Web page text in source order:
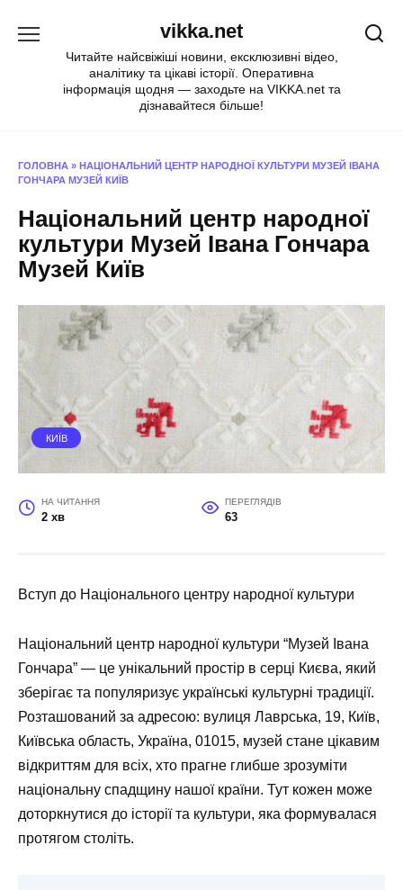
vikka.net
Читайте найсвіжіші новини, ексклюзивні відео,
аналітику та цікаві історії. Оперативна
інформація щодня — заходьте на VIKKA.net та
дізнавайтеся більше!
ГОЛОВНА » НАЦІОНАЛЬНИЙ ЦЕНТР НАРОДНОЇ КУЛЬТУРИ МУЗЕЙ ІВАНА
ГОНЧАРА МУЗЕЙ КИЇВ
Національний центр народної
культури Музей Івана Гончара
Музей Київ
КИЇВ
НА ЧИТАННЯ
2 хв
ПЕРЕГЛЯДІВ
63
Вступ до Національного центру народної культури
Національний центр народної культури “Музей Івана
Гончара” — це унікальний простір в серці Києва, який
зберігає та популяризує українські культурні традиції.
Розташований за адресою: вулиця Лаврська, 19, Київ,
Київська область, Україна, 01015, музей стане цікавим
відкриттям для всіх, хто прагне глибше зрозуміти
національну спадщину нашої країни. Тут кожен може
доторкнутися до історії та культури, яка формувалася
протягом століть.